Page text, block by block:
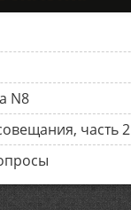
N8
часть 2